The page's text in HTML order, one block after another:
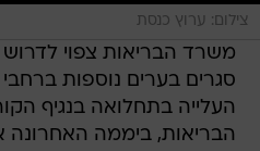
צילום: ערוץ כנסת
משרד הבריאות צפוי לדרוש
סגרים בערים נוספות
העלייה בתחלואה בנגיף